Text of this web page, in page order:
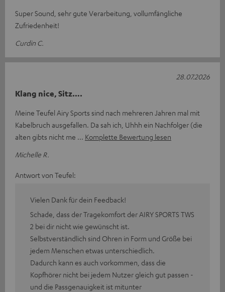
Super Sound, sehr gute Verarbeitung, vollumfängliche
Zufriedenheit!
Curdin C.
Klang nice, Sitz….
Meine Teufel Airy Sports sind nach mehreren Jahren mal mit
Kabelbruch ausgefallen. Da sah ich, Uhhh ein Nachfolger (die
alten gibts nicht me
Komplette Bewertung lesen
Michelle R.
28.07.2026
Antwort von Teufel:
Vielen Dank für dein Feedback!
Schade, dass der Tragekomfort der AIRY SPORTS TWS
2 bei dir nicht wie gewünscht ist.
Selbstverständlich sind Ohren in Form und Größe bei
jedem Menschen etwas unterschiedlich.
Dadurch kann es auch vorkommen, dass die
Kopfhörer nicht bei jedem Nutzer gleich gut passen -
und die Passgenauigkeit ist mitunter